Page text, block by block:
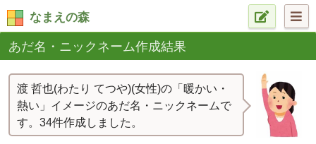
なまえの森
あだ名・ニックネーム作成結果
渡 哲也(わたり てつや)(女性)の「暖かい・
熱い」イメージのあだ名・ニックネームで
す。34件作成しました。